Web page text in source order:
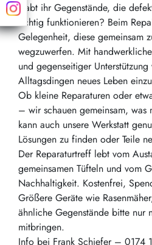
Habt ihr Gegenstände, die
richtig funktionieren? Beim
Gelegenheit, diese gemeinsam
wegzuwerfen. Mit
und gegenseitiger
Alltagsdingen neues Leben
Ob kleine Reparaturen oder
– wir schauen gemeinsam,
kann auch unsere Werkstatt
Lösungen zu finden oder Teile
Der Reparaturtreff lebt vom
gemeinsamen Tüfteln und vom
Nachhaltigkeit. Kostenfrei,
Größere Geräte wie
ähnliche Gegenstände bitte nur
mitbringen.
Info bei Frank Schiefer – 0174